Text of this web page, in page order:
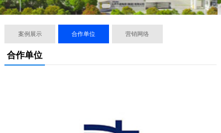
案例展示 合作单位 营销网络
合作单位